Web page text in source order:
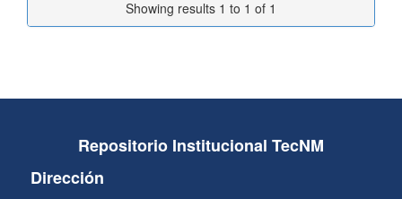
Showing results 1 to 1 of 1
Repositorio Institucional TecNM
Dirección